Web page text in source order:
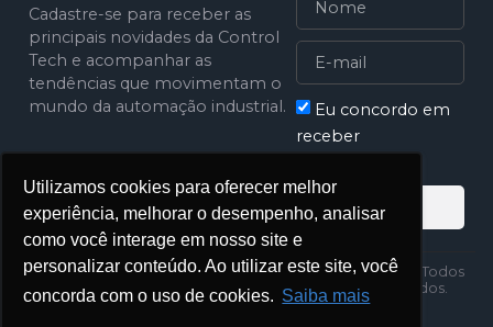
Utilizamos cookies para oferecer melhor
experiência, melhorar o desempenho, analisar
como você interage em nosso site e
personalizar conteúdo. Ao utilizar este site, você
concorda com o uso de cookies. Saiba mais
Cadastre-se para receber as
principais novidades da Control
Tech e acompanhar as
tendências que movimentam o
mundo da automação industrial.
Eu concordo em
receber
Assinar
Política de
Privacidade
2025 Control Tech. Todos
os direitos reservados.